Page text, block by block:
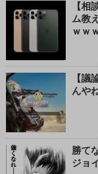
【相
ム教
ｗｗ
【議
んや
勝て
ジョ